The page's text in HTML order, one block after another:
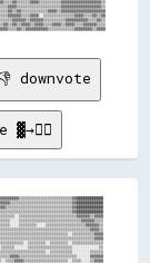
downvote
░░░░░░░░░░░░▒▒▒▒░░▒▒▒▒░░░░▒▒▒▒▒▒▒▒▒▒▒▒
░░░░░░░░▒▒▒▒▒▒░░▒▒▓▓▓▓▒▒▓▓▓▓▒▒▒▒██░░              ▓▓▒▒▓▓▓▓▒▒▓▓▒▒▓▓▒▒▓▓▒▒▓▓▓▓▓▓▓▓▓▓▓▓▓▓▓▓▓▓▓▓▓▓▓▓▓▓▓▓▓▓▓▓▓▓▒▒▒▒▒▒▒▒▒▒▒▒▒▒▒▒▒▒▒▒▒▒▒▒▒▒░░░░░░░░░░░░░░░░░░░░░░░░▒▒░░▒▒▒▒▒▒▒▒░░▒▒▒▒▒▒▒▒▒▒▒▒
░░▒▒▒▒▒▒▒▒▒▒░░▒▒▒▒▓▓▓▓▓▓▒▒▒▒▒▒            ░░░░  ░░▒▒░░▓▓▒▒▒▒▒▒▒▒▒▒▓▓▒▒▓▓▓▓▓▓▓▓▓▓██▓▓▓▓▓▓▓▓▓▓▓▓▓▓▓▓▓▓▓▓▓▓▓▓▒▒▒▒▒▒▒▒░░░░▒▒░░░░░░░░░░░░░░░░░░░░▒▒▒▒░░▒▒░░░░░░░░░░░░▒▒▒▒▒▒▒▒░░▒▒▒▒▒▒▒▒▒▒▒▒
  ▒▒▒▒▓▓▒▒▒▒▒▒▒▒▓▓████▒▒▒▒              ░░▒▒      ░░▓▓▓▓▓▓▒▒▒▒▓▓▓▓▓▓▓▓▓▓▓▓▒▒▓▓▓▓▓▓██▓▓▓▓██████▓▓▓▓▓▓▓▓▓▓▒▒▒▒▒▒▒▒▒▒▒▒▒▒▒▒▒▒▒▒▒▒▒▒▒▒░░░░░░░░░░░░▒▒▒▒▒▒▒▒▒▒▒▒░░░░▒▒▒▒░░▒▒░░▒▒░░▒▒▒▒▒▒▒▒▒▒
░░░░▒▒▒▒▓▓▒▒▓▓▓▓██▓▓██▒▒░░      ░░▓▓▒▒▓▓░░░░        ████▓▓██▓▓▓▓▓▓▓▓▒▒▒▒▒▒▒▒▓▓▓▓██████████▓▓▓▓██▓▓██▓▓██▓▓▓▓▒▒▓▓▒▒▒▒▒▒▒▒▓▓▒▒████▓▓░░        ░░    ░░░░░░▒▒░░░░▒▒▒▒▒▒░░░░░░░░▒▒▒▒▓▓██▒▒
░░▒▒▓▓██▓▓▓▓▒▒▒▒▒▒▒▒▒▒▓▓▓▓▓▓██▒▒▓▓▒▒    ░░        ░░░░██████▓▓▓▓▓▓▓▓▒▒▓▓▓▓██████████████████▓▓▓▓████▓▓▓▓▓▓▓▓▓▓▓▓██▒▒▒▒▒▒▓▓▓▓▓▓████▒▒░░░░░░░░▒▒░░░░░░░░░░░░▓▓▒▒▒▒░░▒▒░░░░░░░░▒▒░░▒▒▒▒▓▓
▒▒▒▒▓▓▓▓▒▒▒▒▒▒▒▒▓▓▒▒▒▒▓▓▒▒▓▓░░          ░░    ░░░░▓▓▒▒▓▓████▓▓▓▓██▓▓▓▓████████████████████████▓▓▓▓▓▓▓▓▓▓▓▓▓▓▒▒██▓▓▓▓▓▓▓▓▒▒▓▓▒▒▓▓██▓▓▓▓▒▒▒▒████▓▓▓▓▓▓▒▒░░░░▒▒▓▓░░░░▒▒▒▒░░░░▒▒░░░░░░░░░░
▒▒▒▒▒▒▒▒▒▒▒▒▓▓██▓▓▓▓▓▓▒▒▒▒▒▒▒▒▒▒░░░░▒▒▓▓▓▓▓▓▒▒▒▒▓▓████░░████▒▒▓▓▓▓▓▓▓▓██▓▓██████▓▓████████▓▓▓▓▓▓████▓▓▓▓▓▓░░▒▒░░▓▓▓▓▓▓▓▓░░▓▓▓▓░░░░░░▓▓▒▒▓▓██▓▓▓▓▒▒░░░░  ▒▒▒▒▒▒░░░░▒▒▓▓▒▒░░▓▓▒▒▒▒██▒▒▒▒
▒▒▒▒▒▒▒▒▓▓▒▒▓▓████▒▒▓▓▒▒▒▒▒▒▒▒▓▓▓▓▓▓▓▓▓▓██▓▓▒▒▒▒██▒▒▓▓▒▒░░░░░░▒▒▓▓▓▓▓▓████████████▒▒░░▓▓████████████▓▓▓▓░░▓▓▒▒░░  ▓▓▓▓▒▒░░░░▓▓░░░░  ░░░░▒▒▒▒▓▓▓▓▓▓░░░░  ░░░░░░░░▒▒▒▒▒▒▓▓░░░░░░░░▒▒▓▓▒▒
░░▒▒▒▒▒▒▓▓▓▓▓▓██▓▓▓▓▒▒▒▒▒▒▒▒▓▓▓▓▒▒░░██▓▓██▓▓▓▓▒▒▓▓▒▒▓▓  ░░░░░░▓▓▓▓░░░░▒▒██████▓▓▒▒░░░░▒▒██░░██▒▒░░▓▓▒▒░░░░  ▒▒░░  ░░▓▓░░░░  ▓▓░░░░  ░░▓▓░░    ░░▒▒░░░░  ░░▒▒▒▒░░▒▒░░▒▒▓▓░░░░░░▓▓▒▒░░▒▒
▒▒▓▓▓▓▓▓▓▓▒▒██▓▓▓▓██▓▓▒▒▓▓▓▓▒▒▓▓▓▓  ░░░░▒▒░░░░░░░░▒▒▓▓▒▒░░░░▒▒██▒▒░░░░░░▓▓▓▓▒▒░░░░░░░░░░░░▒▒▓▓▒▒░░  ░░░░▓▓████░░░░▒▒░░▓▓░░░░░░▒▒░░  ▒▒▒▒▓▓██▓▓▒▒▒▒░░░░▒▒▒▒▒▒▒▒▒▒░░░░░░░░░░░░░░░░▓▓▓▓▒▒
▒▒▓▓  ▓▓██▒▒▓▓▒▒  ██▓▓▒▒▓▓▒▒▓▓██▓▓░░▒▒  ░░▒▒▒▒░░░░░░▒▒▒▒  ░░▒▒██▓▓░░▓▓  ▒▒░░░░░░▒▒▒▒░░  ░░░░░░░░░░░░░░░░  ░░▓▓░░░░░░░░░░░░  ░░░░░░  ░░▒▒▒▒░░░░░░░░░░▒▒░░▓▓▓▓▒▒░░░░░░▒▒░░  ░░▒▒  ░░▒▒░░
████░░░░▓▓▒▒▒▒░░  ▒▒▒▒▒▒▓▓▒▒▒▒▓▓▓▓▓▓  ▓▓  ▓▓██▓▓▒▒▒▒▒▒▒▒░░  ░░▒▒▒▒░░░░  ░░░░░░▒▒▒▒▒▒▒▒░░    ░░░░░░▒▒  ▒▒▒▒▒▒    ▒▒▒▒▓▓▒▒    ▒▒░░    ░░  ░░  ░░░░▒▒▒▒░░▒▒▓▓▓▓▒▒░░░░░░▒▒░░  ░░▒▒░░░░░░░░
████▓▓  ▒▒░░░░░░░░░░  ▒▒▒▒▒▒▒▒▒▒▓▓▓▓░░░░░░░░▓▓▓▓░░▓▓░░░░░░░░░░  ░░░░░░░░░░▒▒░░  ░░▒▒░░░░▒▒░░▒▒  ░░░░  ░░▒▒░░░░  ░░▒▒▒▒▒▒░░  ░░░░    ░░▒▒░░░░░░▒▒▒▒░░░░░░▒▒▓▓░░░░░░░░▒▒  ░░  ▒▒░░░░░░░░
██▒▒▒▒  ░░▒▒▓▓    ░░▒▒░░    ▒▒▒▒▓▓▓▓░░      ▒▒▒▒░░▓▓░░▒▒▓▓░░░░░░░░░░░░░░░░░░  ░░▒▒▒▒░░▒▒░░██░░░░░░      ▒▒░░░░░░  ▒▒░░